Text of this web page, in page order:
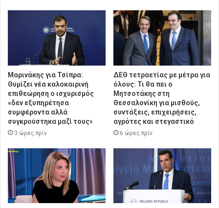
Μαρινάκης για Τσίπρα:
Θυμίζει νέα καλοκαιρινή
επιθεώρηση ο ισχυρισμός
«δεν εξυπηρέτησα
συμφέροντα αλλά
συγκρούστηκα μαζί τους»
3 ώρες πρίν
ΔΕΘ τετραετίας με μέτρα για
όλους: Τι θα πει ο
Μητσοτάκης στη
Θεσσαλονίκη για μισθούς,
συντάξεις, επιχειρήσεις,
αγρότες και στεγαστικό
6 ώρες πρίν